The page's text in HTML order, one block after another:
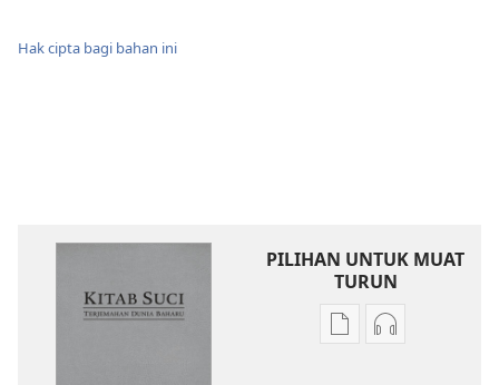
Hak cipta bagi bahan ini
PILIHAN UNTUK MUAT
TURUN
PilihanPilihan